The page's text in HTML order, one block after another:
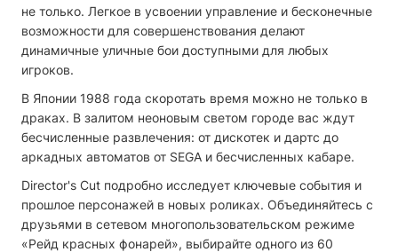
не только. Легкое в усвоении управление и бесконечные
возможности для совершенствования делают
динамичные уличные бои доступными для любых
игроков.
В Японии 1988 года скоротать время можно не только в
драках. В залитом неоновым светом городе вас ждут
бесчисленные развлечения: от дискотек и дартс до
аркадных автоматов от SEGA и бесчисленных кабаре.
Director's Cut подробно исследует ключевые события и
прошлое персонажей в новых роликах. Объединяйтесь с
друзьями в сетевом многопользовательском режиме
«Рейд красных фонарей», выбирайте одного из 60